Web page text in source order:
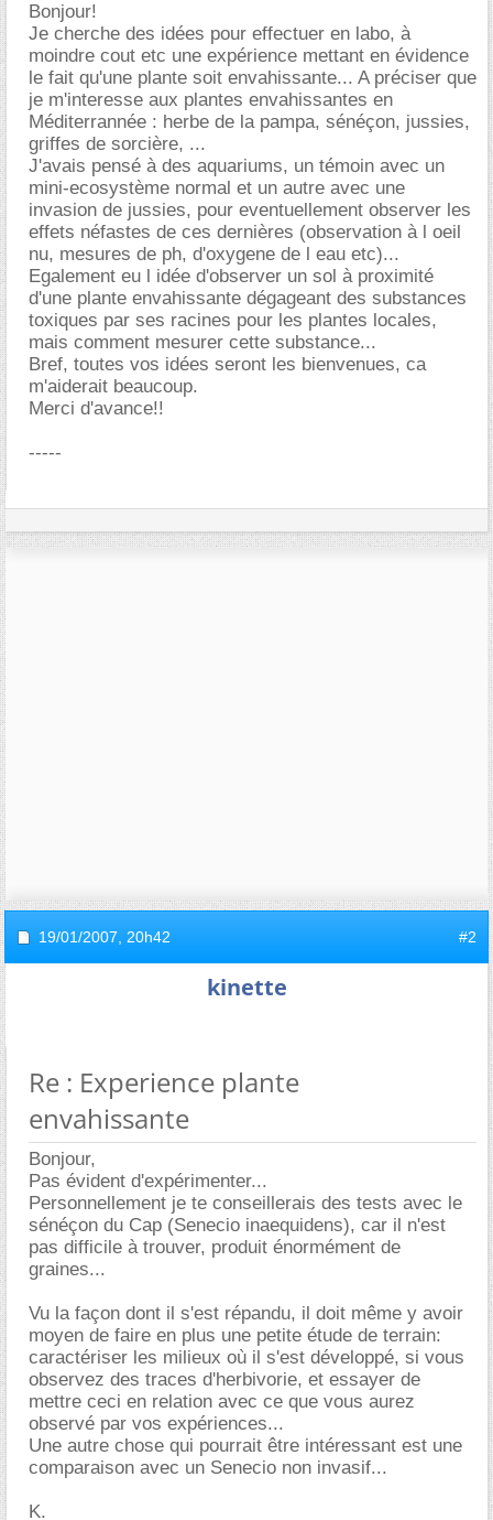
Bonjour!
Je cherche des idées pour effectuer en labo, à
moindre cout etc une expérience mettant en évidence
le fait qu'une plante soit envahissante... A préciser que
je m'interesse aux plantes envahissantes en
Méditerrannée : herbe de la pampa, sénéçon, jussies,
griffes de sorcière, ...
J'avais pensé à des aquariums, un témoin avec un
mini-ecosystème normal et un autre avec une
invasion de jussies, pour eventuellement observer les
effets néfastes de ces dernières (observation à l oeil
nu, mesures de ph, d'oxygene de l eau etc)...
Egalement eu l idée d'observer un sol à proximité
d'une plante envahissante dégageant des substances
toxiques par ses racines pour les plantes locales,
mais comment mesurer cette substance...
Bref, toutes vos idées seront les bienvenues, ca
m'aiderait beaucoup.
Merci d'avance!!
-----
19/01/2007, 20h42 #2
kinette
Re : Experience plante
envahissante
Bonjour,
Pas évident d'expérimenter...
Personnellement je te conseillerais des tests avec le
sénéçon du Cap (Senecio inaequidens), car il n'est
pas difficile à trouver, produit énormément de
graines...
Vu la façon dont il s'est répandu, il doit même y avoir
moyen de faire en plus une petite étude de terrain:
caractériser les milieux où il s'est développé, si vous
observez des traces d'herbivorie, et essayer de
mettre ceci en relation avec ce que vous aurez
observé par vos expériences...
Une autre chose qui pourrait être intéressant est une
comparaison avec un Senecio non invasif...
K.